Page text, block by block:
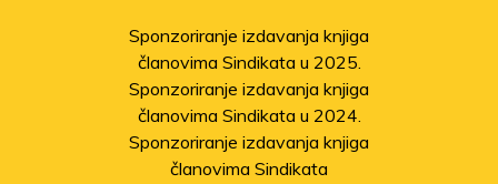
Sponzoriranje izdavanja knjiga
članovima Sindikata u 2025.
Sponzoriranje izdavanja knjiga
članovima Sindikata u 2024.
Sponzoriranje izdavanja knjiga
članovima Sindikata